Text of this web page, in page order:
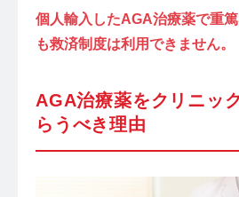
個人輸入したAGA治療薬で重
も救済制度は利用できません。
AGA治療薬をクリニッ
らうべき理由